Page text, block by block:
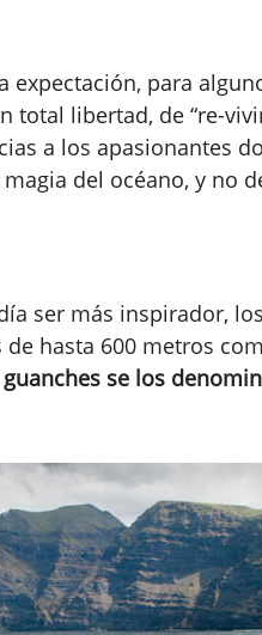
expectación, para
total libertad, de “re-
a los apasionantes
del océano, y no
ser más inspirador, los
hasta 600 metros
se los